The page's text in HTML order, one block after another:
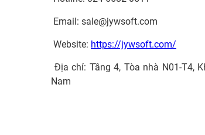
Email: sale@jywsoft.com
Website: https://jywsoft.com/
Địa chỉ: Tầng 4, Tòa nhà N01-T4,
Nam